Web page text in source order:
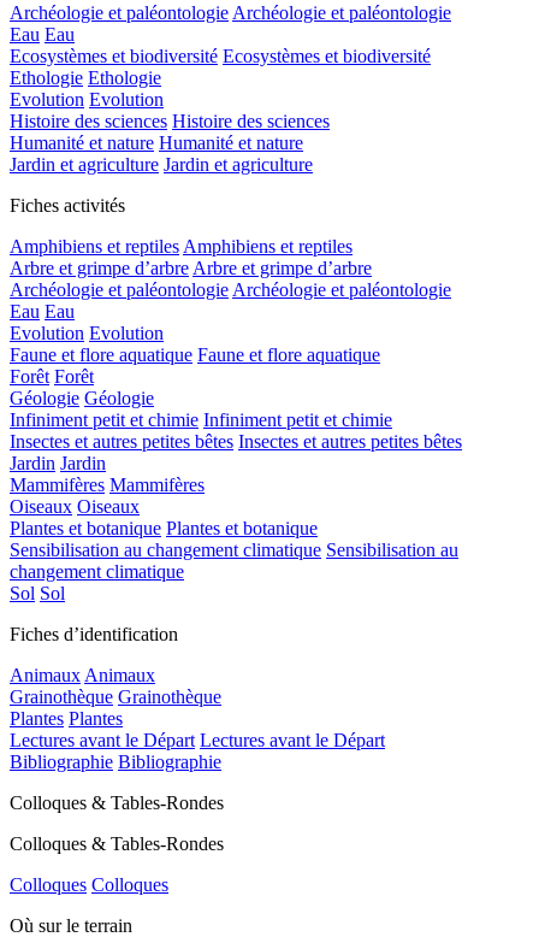
Archéologie et paléontologie Archéologie et paléontologie
Eau Eau
Ecosystèmes et biodiversité Ecosystèmes et biodiversité
Ethologie Ethologie
Evolution Evolution
Histoire des sciences Histoire des sciences
Humanité et nature Humanité et nature
Jardin et agriculture Jardin et agriculture
Fiches activités
Amphibiens et reptiles Amphibiens et reptiles
Arbre et grimpe d’arbre Arbre et grimpe d’arbre
Archéologie et paléontologie Archéologie et paléontologie
Eau Eau
Evolution Evolution
Faune et flore aquatique Faune et flore aquatique
Forêt Forêt
Géologie Géologie
Infiniment petit et chimie Infiniment petit et chimie
Insectes et autres petites bêtes Insectes et autres petites bêtes
Jardin Jardin
Mammifères Mammifères
Oiseaux Oiseaux
Plantes et botanique Plantes et botanique
Sensibilisation au changement climatique Sensibilisation au
changement climatique
Sol Sol
Fiches d’identification
Animaux Animaux
Grainothèque Grainothèque
Plantes Plantes
Lectures avant le Départ Lectures avant le Départ
Bibliographie Bibliographie
Colloques & Tables-Rondes
Colloques & Tables-Rondes
Colloques Colloques
Où sur le terrain